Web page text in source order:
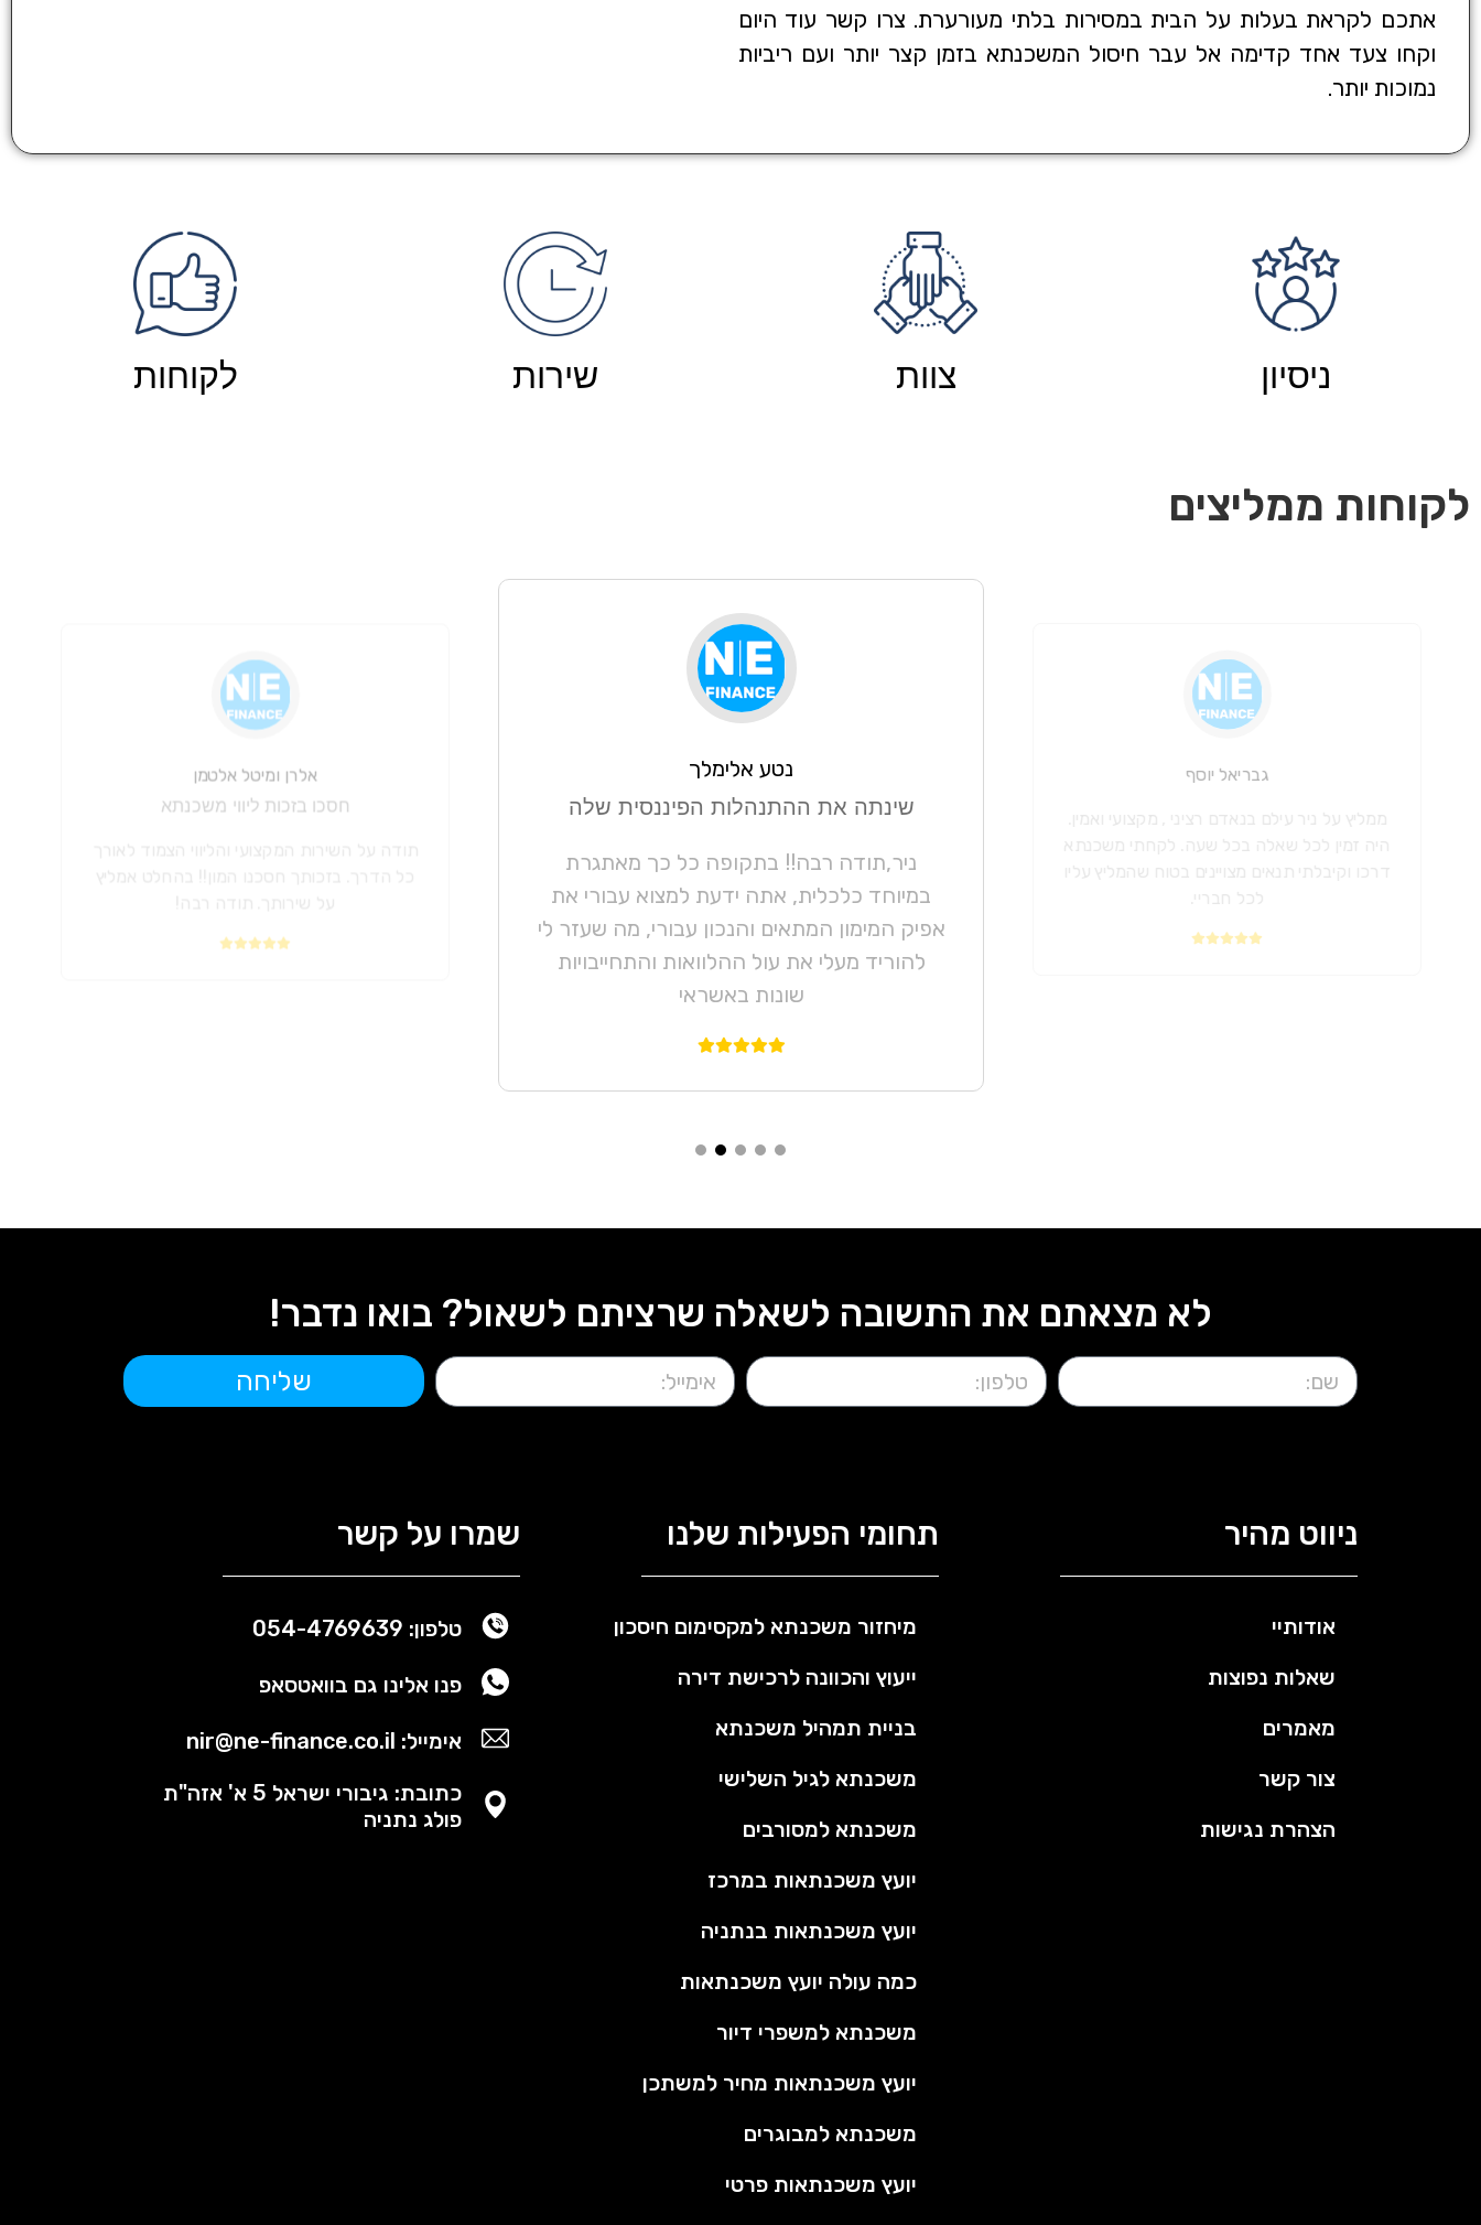
אתכם לקראת בעלות על הבית במסירות בלתי מעורערת. צרו קשר עוד היום
וקחו צעד אחד קדימה אל עבר חיסול המשכנתא בזמן קצר יותר ועם ריביות
נמוכות יותר.
ניסיון צוות שירות לקוחות
לקוחות ממליצים
אלרן ומיטל אלטמן
חסכו בזכות ליווי משכנתא
תודה על השירות המקצועי והליווי הצמוד לאורך
כל הדרך. בזכותך חסכנו המון!! בהחלט אמליץ
נטע אלימלך
שינתה את ההתנהלות הפיננסית שלה
ניר,תודה רבה!! בתקופה כל כך מאתגרת
במיוחד כלכלית, אתה ידעת למצוא עבורי את
אפיק המימון המתאים והנכון עבורי, מה שעזר לי
להוריד מעלי את עול ההלוואות והתחייבויות
שונות באשראי
גבריאל יוסף
ממליץ על ניר עילם בנאדם רציני , מקצועי ואמין.
היה זמין לכל שאלה בכל שעה. לקחתי משכנתא
דרכו וקיבלתי תנאים מצויינים בטוח שהמליץ עליו
לכל חבריי.
לא מצאתם את התשובה לשאלה שרציתם לשאול? בואו נדבר!
שליחה
ניווט מהיר
אודותיי
שאלות נפוצות
מאמרים
צור קשר
הצהרת נגישות
תחומי הפעילות שלנו
מיחזור משכנתא למקסימום חיסכון
ייעוץ והכוונה לרכישת דירה
בניית תמהיל משכנתא
משכנתא לגיל השלישי
משכנתא למסורבים
יועץ משכנתאות במרכז
יועץ משכנתאות בנתניה
כמה עולה יועץ משכנתאות
משכנתא למשפרי דיור
יועץ משכנתאות מחיר למשתכן
משכנתא למבוגרים
יועץ משכנתאות פרטי
שמרו על קשר
טלפון: 054-4769639
פנו אלינו גם בוואטסאפ
אימייל: nir@ne-finance.co.il
כתובת: גיבורי ישראל 5 א' אזה"ת
פולג נתניה